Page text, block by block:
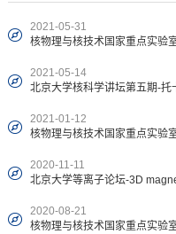
2021-05-31
核物理与核技术国家重点实验
2021-05-14
北京大学核科学讲坛第五期-
2021-01-12
核物理与核技术国家重点实验
2020-11-11
北京大学等离子论坛-3D
2020-08-21
核物理与核技术国家重点实验